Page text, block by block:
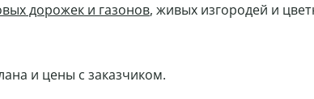
дорожек и газонов, живых изгородей и
и цены с заказчиком.